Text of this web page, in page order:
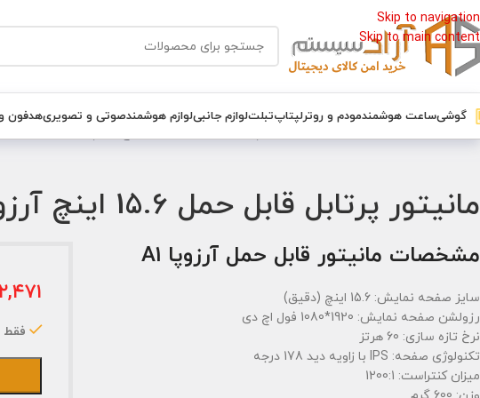
Skip to navigation
Skip to main content
گوشیساعت هوشمندمودم و روترلپتاپتبلتلوازم جانبیلوازم هوشمندصوتی و تصویریهدفون
مانیتور پرتابل قابل حمل 15.6 اینچ آرزوپا Arzopa A1 FHD
فقط 1 عدد در انبار موجود است
مشخصات مانیتور قابل حمل آرزوپا A1
سایز صفحه نمایش: 15.6 اینچ (دقیق)
رزولشن صفحه نمایش: 1920*1080 فول اچ دی
نرخ تازه سازی: 60 هرتز
تکنولوژی صفحه: IPS با زاویه دید 178 درجه
میزان کنتراست: 1200:1